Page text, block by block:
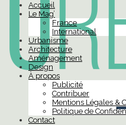
Accueil
Le Mag’
France
International
Urbanisme
Architecture
Aménagement
Design
À propos
Publicité
Contribuer
Mentions Légales &
Politique de
Contact